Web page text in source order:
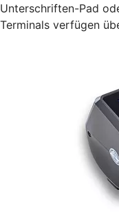
Unterschriften-Pad
Terminals verfügen